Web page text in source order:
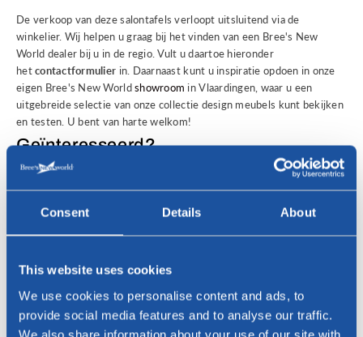
Consent Details About
This website uses cookies
We use cookies to personalise content and ads, to
provide social media features and to analyse our traffic.
We also share information about your use of our site with
De verkoop van deze salontafels verloopt uitsluitend via de
winkelier. Wij helpen u graag bij het vinden van een Bree's New
World dealer bij u in de regio. Vult u daartoe hieronder
hetcontactformulier in. Daarnaast kunt u inspiratie opdoen in onze
eigen Bree's New Worldshowroom in Vlaardingen, waar u een
uitgebreide selectie van onze collectie design meubels kunt bekijken
en testen. U bent van harte welkom!
Geïnteresseerd?
Voor vragen of het vinden van een Bree's New World dealer bij u in
E-mailadres *